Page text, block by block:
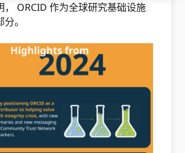
， ORCID 作为全球研究基础设施
。